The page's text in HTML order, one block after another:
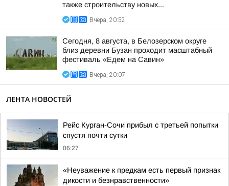
также строительству новых...
Вчера, 20:52
Сегодня, 8 августа, в Белозерском округе
близ деревни Бузан проходит масштабный
фестиваль «Едем на Савин»
Вчера, 20:07
ЛЕНТА НОВОСТЕЙ
Рейс Курган-Сочи прибыл с третьей попытки
спустя почти сутки
06:27
«Неуважение к предкам есть первый признак
дикости и безнравственности»